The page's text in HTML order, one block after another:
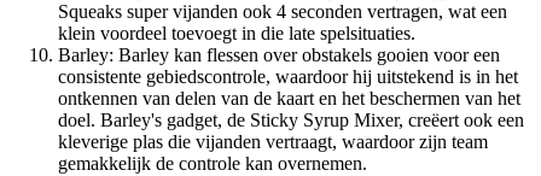
Squeaks super vijanden ook 4 seconden vertragen, wat een
klein voordeel toevoegt in die late spelsituaties.
Barley: Barley kan flessen over obstakels gooien voor een
consistente gebiedscontrole, waardoor hij uitstekend is in het
ontkennen van delen van de kaart en het beschermen van het
doel. Barley's gadget, de Sticky Syrup Mixer, creëert ook een
kleverige plas die vijanden vertraagt, waardoor zijn team
gemakkelijk de controle kan overnemen.